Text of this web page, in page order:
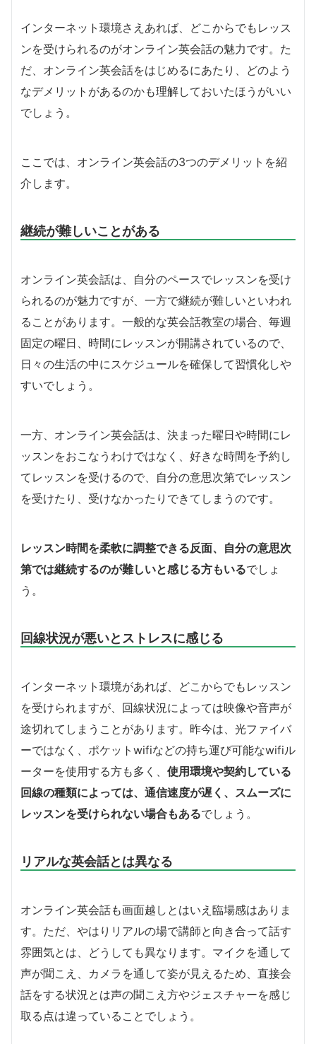
インターネット環境さえあれば、どこからでもレッス
ンを受けられるのがオンライン英会話の魅力です。た
だ、オンライン英会話をはじめるにあたり、どのよう
なデメリットがあるのかも理解しておいたほうがいい
でしょう。
ここでは、オンライン英会話の3つのデメリットを紹
介します。
継続が難しいことがある
オンライン英会話は、自分のペースでレッスンを受け
られるのが魅力ですが、一方で継続が難しいといわれ
ることがあります。一般的な英会話教室の場合、毎週
固定の曜日、時間にレッスンが開講されているので、
日々の生活の中にスケジュールを確保して習慣化しや
すいでしょう。
一方、オンライン英会話は、決まった曜日や時間にレ
ッスンをおこなうわけではなく、好きな時間を予約し
てレッスンを受けるので、自分の意思次第でレッスン
を受けたり、受けなかったりできてしまうのです。
レッスン時間を柔軟に調整できる反面、自分の意思次
第では継続するのが難しいと感じる方もいるでしょ
う。
回線状況が悪いとストレスに感じる
インターネット環境があれば、どこからでもレッスン
を受けられますが、回線状況によっては映像や音声が
途切れてしまうことがあります。昨今は、光ファイバ
ーではなく、ポケットwifiなどの持ち運び可能なwifiル
ーターを使用する方も多く、 使用環境や契約している
回線の種類によっては、通信速度が遅く、スムーズに
レッスンを受けられない場合もあるでしょう。
リアルな英会話とは異なる
オンライン英会話も画面越しとはいえ臨場感はありま
す。ただ、やはりリアルの場で講師と向き合って話す
雰囲気とは、どうしても異なります。マイクを通して
声が聞こえ、カメラを通して姿が見えるため、直接会
話をする状況とは声の聞こえ方やジェスチャーを感じ
取る点は違っていることでしょう。